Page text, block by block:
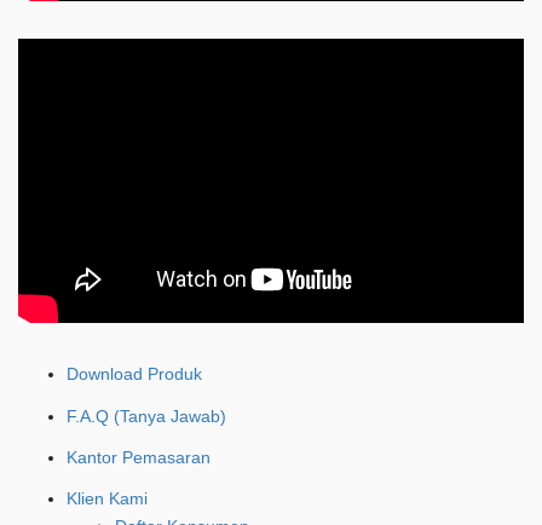
Download Produk
F.A.Q (Tanya Jawab)
Kantor Pemasaran
Klien Kami